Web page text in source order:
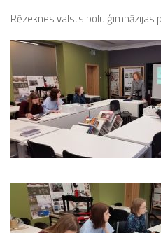
Rēzeknes valsts polu